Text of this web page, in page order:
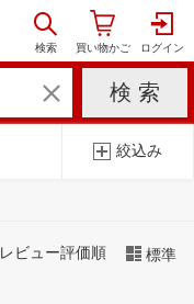
絞込み
レビュー評価順 標準